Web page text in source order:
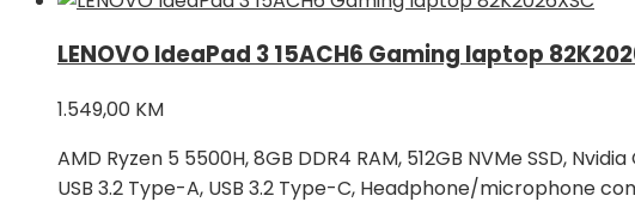
LENOVO IdeaPad 3 15ACH6 Gaming laptop
1.549,00 KM
AMD Ryzen 5 5500H, 8GB DDR4 RAM, 512GB NVMe SSD,
USB 3.2 Type-A, USB 3.2 Type-C, Headphone/microphone